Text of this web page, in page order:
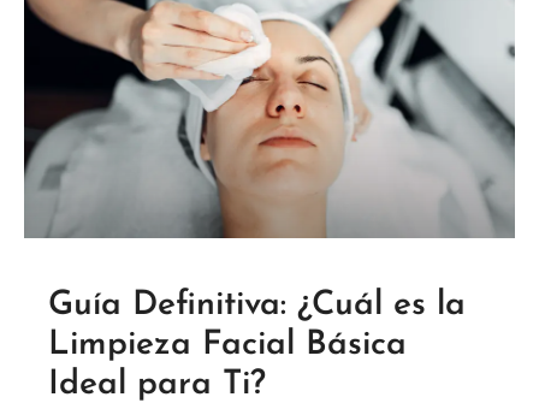
Guía Definitiva: ¿Cuál es la
Limpieza Facial Básica
Ideal para Ti?